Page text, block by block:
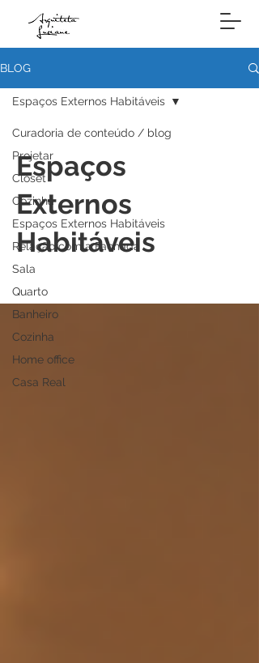
BLOG
Curadoria de conteúdo / blog
Projetar
Closet
Cozinha
Espaços Externos Habitáveis
Relação com a Fachada
Sala
Quarto
Banheiro
Cozinha
Home office
Casa Real
Espaços Externos Habitáveis
Espaços
Externos
Habitáveis